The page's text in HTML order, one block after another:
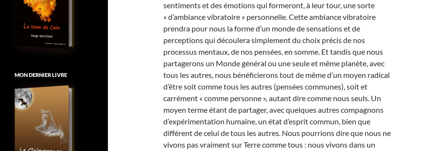
sentiments et des émotions qui formeront, à leur tour, une sorte
« d’ambiance vibratoire » personnelle. Cette ambiance vibratoire
prendra pour nous la forme d’un monde de sensations et de
perceptions qui découlera simplement du choix précis de nos
processus mentaux, de nos pensées, en somme. Et tandis que nous
partagerons un Monde général ou une seule et même planète, avec
tous les autres, nous bénéficierons tout de même d’un moyen radical
d’être soit comme tous les autres (pensées communes), soit et
carrément « comme personne », autant dire comme nous seuls. Un
moyen terme étant de partager, avec quelques autres compagnons
d’expérimentation humaine, un état d’esprit commun, bien que
différent de celui de tous les autres. Nous pourrions dire que nous ne
vivons pas vraiment sur Terre comme tous : nous vivons dans un
MON DERNIER LIVRE